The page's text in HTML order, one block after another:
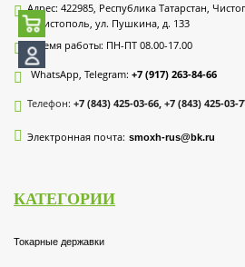
Адрес: 422985, Республика Татарстан,
г. Чистополь, ул. Пушкина, д. 133
Время работы: ПН-ПТ 08.00-17.00
WhatsApp, Telegram: +7 (917) 263-84-66
Телефон: +7 (843) 425-03-66, +7 (843) 425-03-
Электронная почта: smoxh-rus@bk.ru
КАТЕГОРИИ
Токарные державки